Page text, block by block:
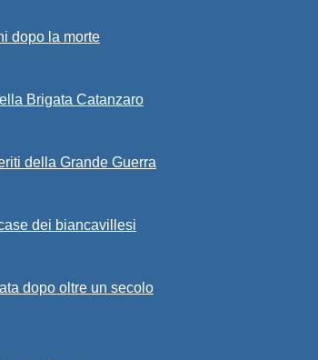
dopo la morte
Brigata Catanzaro
della Grande Guerra
dei biancavillesi
dopo oltre un secolo